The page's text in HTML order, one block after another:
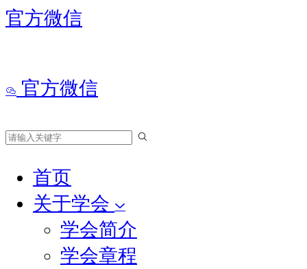
官方微信
官方微信
首页
关于学会
学会简介
学会章程